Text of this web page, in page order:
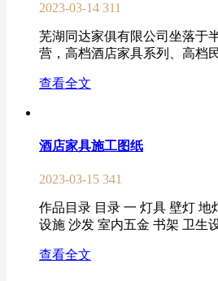
2023-03-14 311
芜湖同达家俱有限公司坐落于
营，高档酒店家具系列、高档
查看全文
酒店家具施工图纸
2023-03-15 341
作品目录 目录 一 灯具 壁灯 地
设施 沙发 室内五金 书架 卫生
查看全文